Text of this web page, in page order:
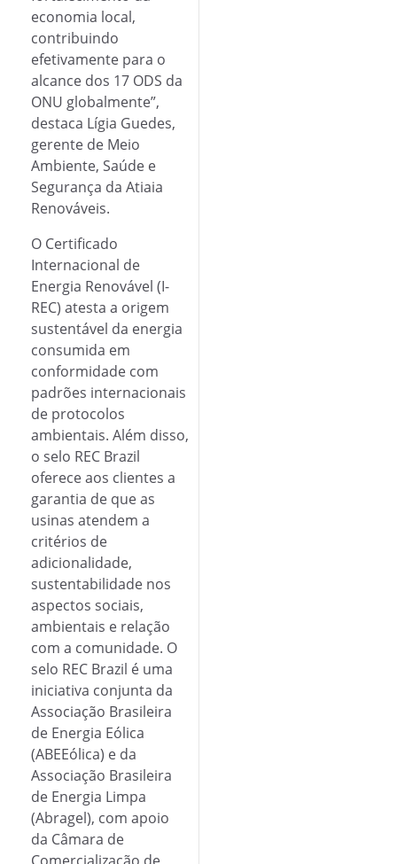
economia local,
contribuindo
efetivamente para o
alcance dos 17 ODS da
ONU globalmente”,
destaca Lígia Guedes,
gerente de Meio
Ambiente, Saúde e
Segurança da Atiaia
Renováveis.
O Certificado
Internacional de
Energia Renovável (I-
REC) atesta a origem
sustentável da energia
consumida em
conformidade com
padrões internacionais
de protocolos
ambientais. Além disso,
o selo REC Brazil
oferece aos clientes a
garantia de que as
usinas atendem a
critérios de
adicionalidade,
sustentabilidade nos
aspectos sociais,
ambientais e relação
com a comunidade. O
selo REC Brazil é uma
iniciativa conjunta da
Associação Brasileira
de Energia Eólica
(ABEEólica) e da
Associação Brasileira
de Energia Limpa
(Abragel), com apoio
da Câmara de
Comercialização de